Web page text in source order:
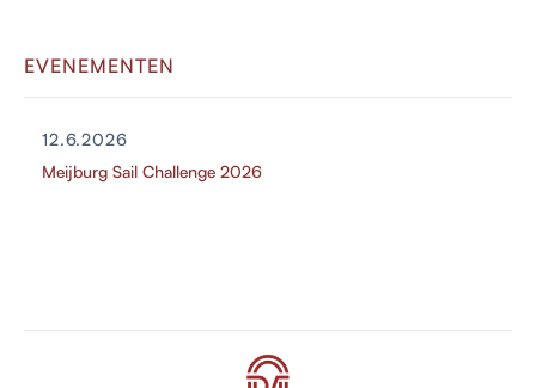
EVENEMENTEN
12.6.2026
Meijburg Sail Challenge 2026